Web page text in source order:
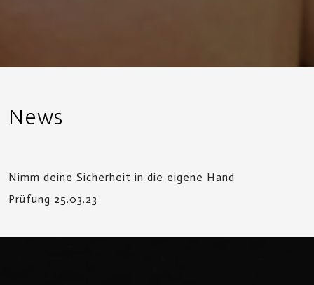
News
Nimm deine Sicherheit in die eigene Hand
Prüfung 25.03.23